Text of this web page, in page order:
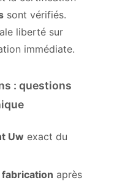
sont vérifiés.
liberté sur
immédiate.
: questions
Uw exact du
après